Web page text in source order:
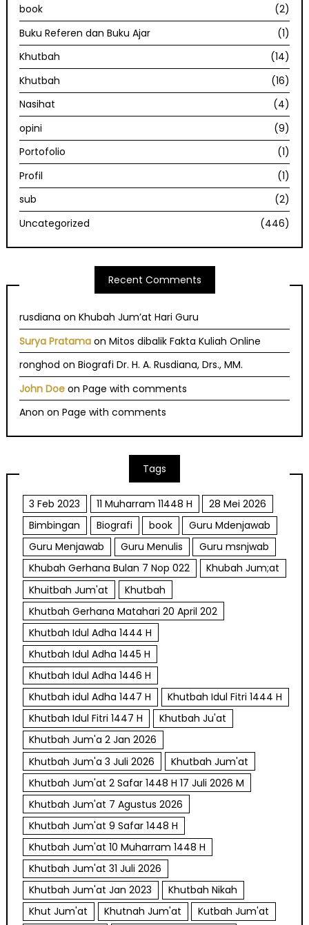
book
(2)
Buku Referen dan Buku Ajar
(1)
Khutbah
(14)
Khutbah
(16)
Nasihat
(4)
opini
(9)
Portofolio
(1)
Profil
(1)
sub
(2)
Uncategorized
(446)
Recent Comments
rusdiana onKhubah Jum’at Hari Guru
Surya Pratama onMitos dibalik Fakta Kuliah Online
ronghod onBiografi Dr. H. A. Rusdiana, Drs., MM.
John Doe onPage with comments
Anon onPage with comments
Tags
3 Feb 2023 11 Muharram 11448 H
28 Mei 2026
Bimbingan
Biografi book
Guru Mdenjawab
Guru Menjawab
Guru Menulis
Guru msnjwab
Khubah Gerhana Bulan 7 Nop 022
Khubah Jum;at
Khuitbah Jum'at
Khutbah
Khutbah Gerhana Matahari 20 April 202
Khutbah Idul Adha 1444 H
Khutbah Idul Adha 1445 H
Khutbah Idul Adha 1446 H
Khutbah idul Adha 1447 H
Khutbah Idul Fitri 1444 H
Khutbah Idul Fitri 1447 H
Khutbah Ju'at
Khutbah Jum'a 2 Jan 2026
Khutbah Jum'a 3 Juli 2026
Khutbah Jum'at
Khutbah Jum'at 2 Safar 1448 H 17 Juli 2026 M
Khutbah Jum'at 7 Agustus 2026
Khutbah Jum'at 9 Safar 1448 H
Khutbah Jum'at 10 Muharram 1448 H
Khutbah Jum'at 31 Juli 2026
Khutbah Jum'at Jan 2023
Khutbah Nikah
Khut Jum'at
Khutnah Jum'at
Kutbah Jum'at